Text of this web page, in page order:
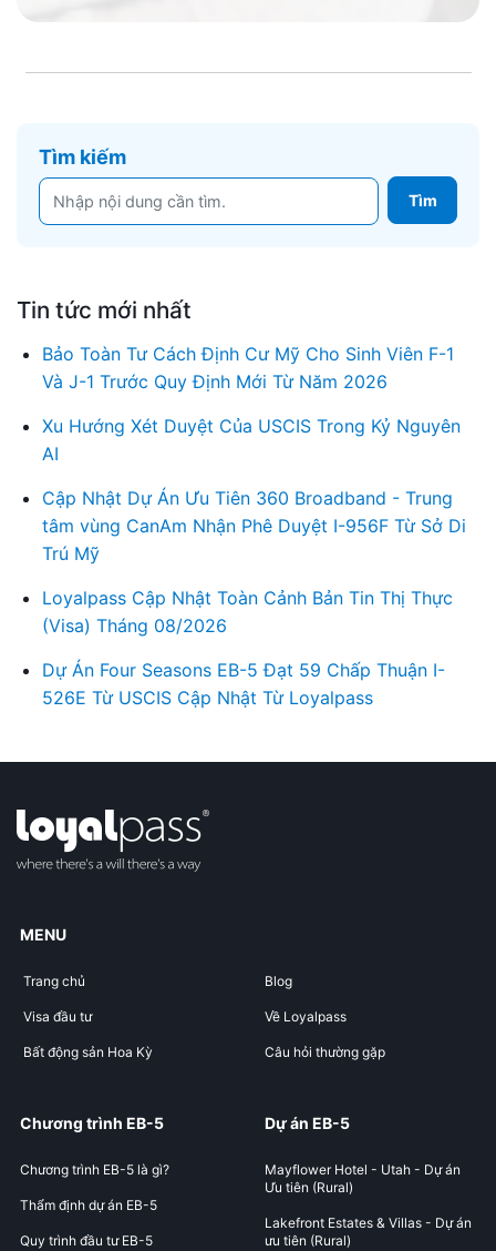
Tìm kiếm
Tin tức mới nhất
Bảo Toàn Tư Cách Định Cư Mỹ Cho Sinh Viên F-1
Và J-1 Trước Quy Định Mới Từ Năm 2026
Xu Hướng Xét Duyệt Của USCIS Trong Kỷ Nguyên
AI
Cập Nhật Dự Án Ưu Tiên 360 Broadband - Trung
tâm vùng CanAm Nhận Phê Duyệt I-956F Từ Sở Di
Trú Mỹ
Loyalpass Cập Nhật Toàn Cảnh Bản Tin Thị Thực
(Visa) Tháng 08/2026
Dự Án Four Seasons EB-5 Đạt 59 Chấp Thuận I-
526E Từ USCIS Cập Nhật Từ Loyalpass
MENU
Trang chủ
Visa đầu tư
Bất động sản Hoa Kỳ
Blog
Về Loyalpass
Câu hỏi thường gặp
Chương trình EB-5
Chương trình EB-5 là gì?
Thẩm định dự án EB-5
Quy trình đầu tư EB-5
Dự án EB-5
Mayflower Hotel - Utah - Dự án
Ưu tiên (Rural)
Lakefront Estates & Villas - Dự án
ưu tiên (Rural)